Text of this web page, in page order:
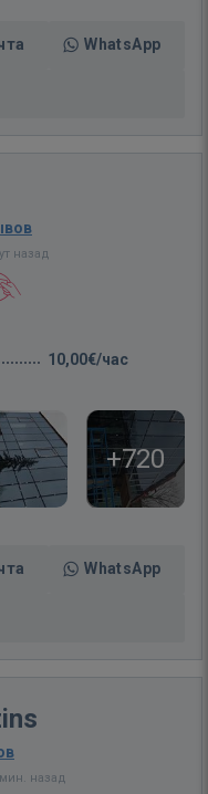
WhatsApp
назад
10,00€/час
+720
WhatsApp
назад